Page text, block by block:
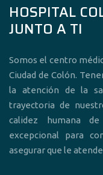
HOSPITAL
JUNTO A TI
Somos el centro
Ciudad de Colón.
la atención de la
trayectoria de
calidez humana
excepcional para
asegurar que le